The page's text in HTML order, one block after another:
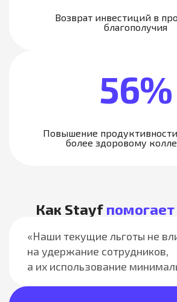
Возврат инвестиций в
благополучия
56%
Повышение
более здоровому
Как Stayf
«Наши текущие льготы не
на удержание сотрудников,
а их использование